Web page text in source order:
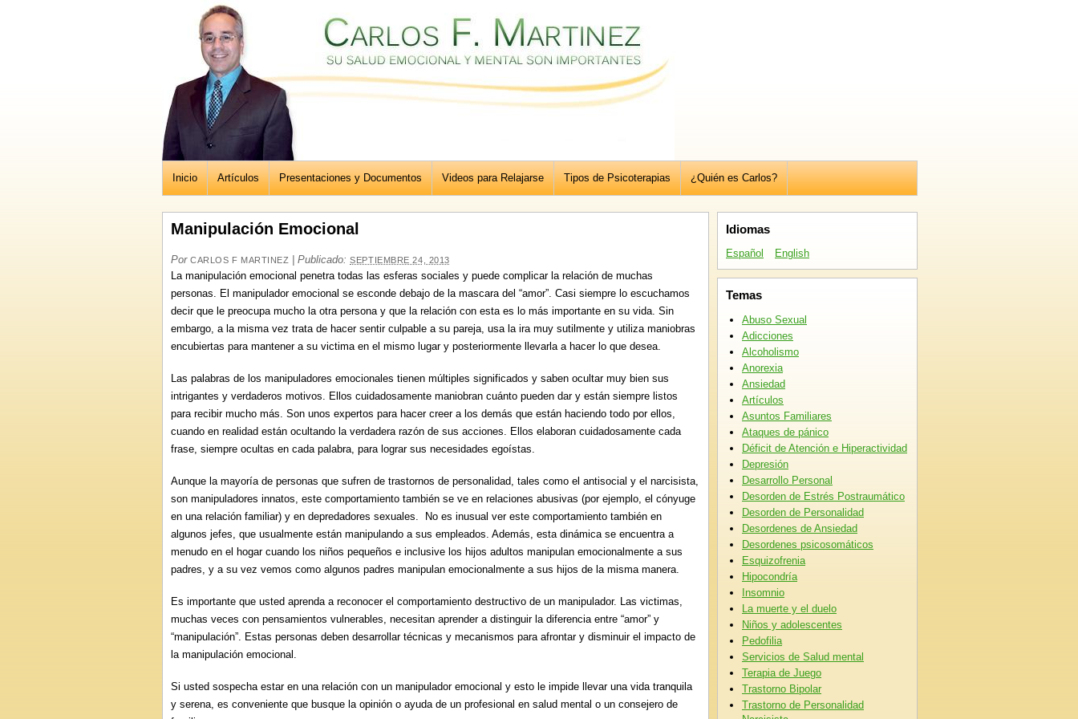
Inicio Artículos Presentaciones y Documentos Videos para Relajarse Tipos de Psicoterapias ¿Quién es Carlos?
Manipulación Emocional
Por CARLOS F MARTINEZ |Publicado:SEPTIEMBRE 24, 2013
La manipulación emocional penetra todas las esferas sociales y puede complicar la relación de muchas
personas. El manipulador emocional se esconde debajo de la mascara del “amor”. Casi siempre lo escuchamos
decir que le preocupa mucho la otra persona y que la relación con esta es lo más importante en su vida. Sin
embargo, a la misma vez trata de hacer sentir culpable a su pareja, usa la ira muy sutilmente y utiliza maniobras
encubiertas para mantener a su victima en el mismo lugar y posteriormente llevarla a hacer lo que desea.
Las palabras de los manipuladores emocionales tienen múltiples significados y saben ocultar muy bien sus
intrigantes y verdaderos motivos. Ellos cuidadosamente maniobran cuánto pueden dar y están siempre listos
para recibir mucho más. Son unos expertos para hacer creer a los demás que están haciendo todo por ellos,
cuando en realidad están ocultando la verdadera razón de sus acciones. Ellos elaboran cuidadosamente cada
frase, siempre ocultas en cada palabra, para lograr sus necesidades egoístas.
Aunque la mayoría de personas que sufren de trastornos de personalidad, tales como el antisocial y el narcisista,
son manipuladores innatos, este comportamiento también se ve en relaciones abusivas (por ejemplo, el cónyuge
en una relación familiar) y en depredadores sexuales. No es inusual ver este comportamiento también en
algunos jefes, que usualmente están manipulando a sus empleados. Además, esta dinámica se encuentra a
menudo en el hogar cuando los niños pequeños e inclusive los hijos adultos manipulan emocionalmente a sus
padres, y a su vez vemos como algunos padres manipulan emocionalmente a sus hijos de la misma manera.
Es importante que usted aprenda a reconocer el comportamiento destructivo de un manipulador. Las victimas,
muchas veces con pensamientos vulnerables, necesitan aprender a distinguir la diferencia entre “amor” y
“manipulación”. Estas personas deben desarrollar técnicas y mecanismos para afrontar y disminuir el impacto de
la manipulación emocional.
Si usted sospecha estar en una relación con un manipulador emocional y esto le impide llevar una vida tranquila
y serena, es conveniente que busque la opinión o ayuda de un profesional en salud mental o un consejero de
Idiomas
Español English
Temas
Abuso Sexual
Adicciones
Alcoholismo
Anorexia
Ansiedad
Artículos
Asuntos Familiares
Ataques de pánico
Déficit de Atención e Hiperactividad
Depresión
Desarrollo Personal
Desorden de Estrés Postraumático
Desorden de Personalidad
Desordenes de Ansiedad
Desordenes psicosomáticos
Esquizofrenia
Hipocondría
Insomnio
La muerte y el duelo
Niños y adolescentes
Pedofilia
Servicios de Salud mental
Terapia de Juego
Trastorno Bipolar
Trastorno de Personalidad